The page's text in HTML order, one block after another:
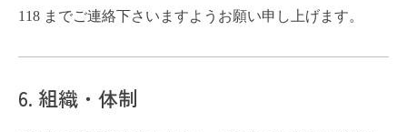
118 までご連絡下さいますようお願い申し上げます。
6. 組織・体制